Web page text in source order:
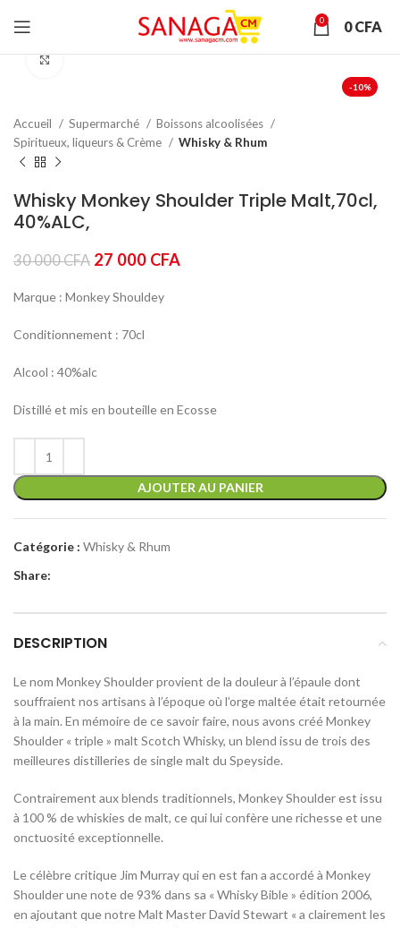
0 0CFA
-10%
Accueil Supermarché
Boissons alcoolisées
Spiritueux, liqueurs & Crème
Whisky & Rhum
Whisky Monkey Shoulder Triple Malt,70cl,
40%ALC,
30 000CFA Le
initial
30
27 000 CFA
Marque : Monkey Shouldey
Conditionnement : 70cl
Alcool : 40%alc
Distillé et mis en bouteille en Ecosse
AJOUTER AU PANIER
Catégorie : Whisky & Rhum
Share:
DESCRIPTION
Le nom Monkey Shoulder provient de la douleur à l’épaule dont
souffraient nos artisans à l’époque où l’orge maltée était retournée
à la main. En mémoire de ce savoir faire, nous avons créé Monkey
Shoulder « triple » malt Scotch Whisky, un blend issu de trois des
meilleures distilleries de single malt du Speyside.
Contrairement aux blends traditionnels, Monkey Shoulder est issu
à 100 % de whiskies de malt, ce qui lui confère une richesse et une
onctuosité exceptionnelle.
Le célèbre critique Jim Murray qui en est fan a accordé à Monkey
Shoulder une note de 93% dans sa « Whisky Bible » édition 2006,
en ajoutant que notre Malt Master David Stewart « a clairement les